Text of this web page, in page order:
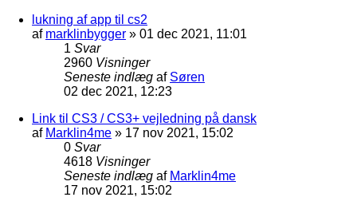
lukning af app til cs2
af marklinbygger » 01 dec 2021, 11:01
1 Svar
2960 Visninger
Seneste indlæg af Søren
02 dec 2021, 12:23
Link til CS3 / CS3+ vejledning på dansk
af Marklin4me » 17 nov 2021, 15:02
0 Svar
4618 Visninger
Seneste indlæg af Marklin4me
17 nov 2021, 15:02